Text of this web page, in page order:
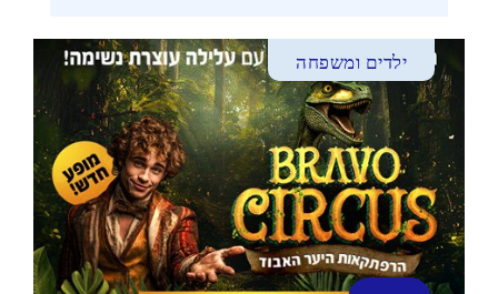
ילדים ומשפחה